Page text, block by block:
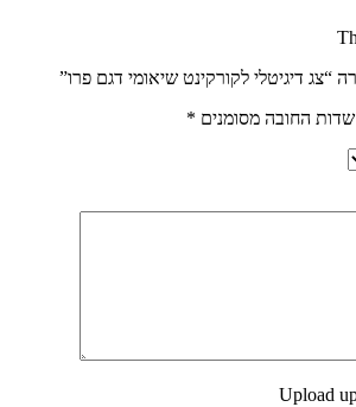
“צג דיגיטלי לקורקינט שיאומי דגם פרו”
שדות החובה מסומנים *
Upload